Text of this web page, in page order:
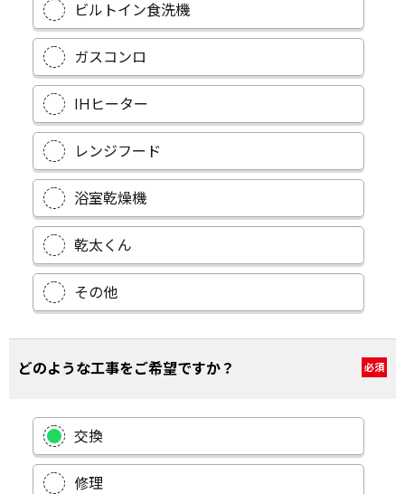
ビルトイン食洗機
ガスコンロ
IHヒーター
レンジフード
浴室乾燥機
乾太くん
その他
どのような工事をご希望ですか？ 必須
交換
修理